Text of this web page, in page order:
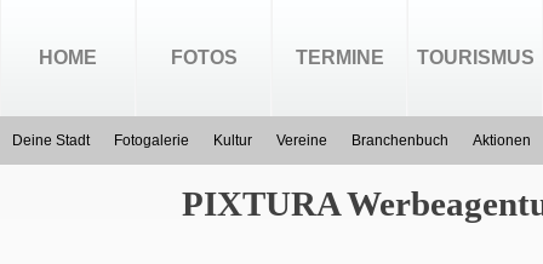
HOME FOTOS TERMINE TOURISMUS
Deine Stadt Fotogalerie Kultur Vereine Branchenbuch Aktionen
PIXTURA